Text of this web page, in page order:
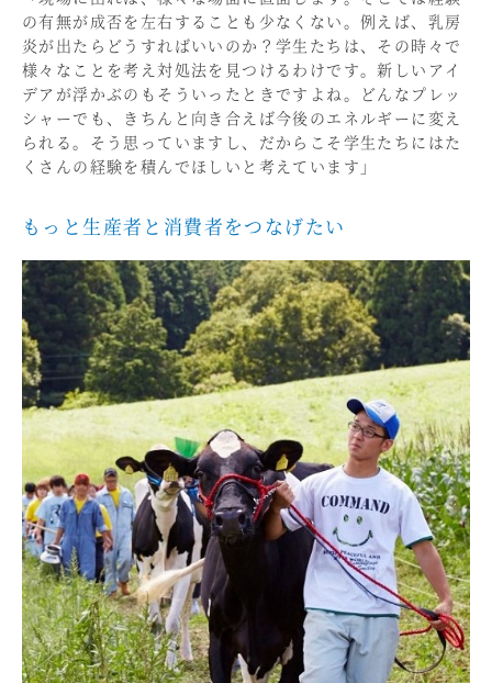
の有無が成否を左右することも少なくない。例えば、乳房
炎が出たらどうすればいいのか？学生たちは、その時々で
様々なことを考え対処法を見つけるわけです。新しいアイ
デアが浮かぶのもそういったときですよね。どんなプレッ
シャーでも、きちんと向き合えば今後のエネルギーに変え
られる。そう思っていますし、だからこそ学生たちにはた
くさんの経験を積んでほしいと考えています」
もっと生産者と消費者をつなげたい